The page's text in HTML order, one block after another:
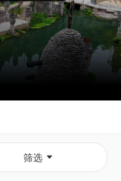
筛选